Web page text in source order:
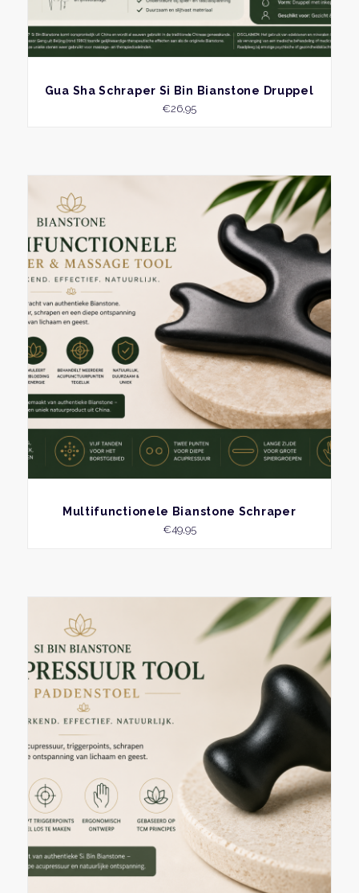
BEKIJK
Gua Sha Schraper Si Bin Bianstone Druppel
€26,95
BEKIJK
Multifunctionele Bianstone Schraper
€49,95